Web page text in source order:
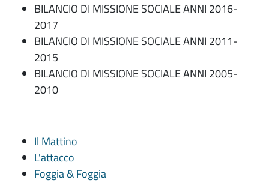
BILANCIO DI MISSIONE SOCIALE ANNI 2016-
2017
BILANCIO DI MISSIONE SOCIALE ANNI 2011-
2015
BILANCIO DI MISSIONE SOCIALE ANNI 2005-
2010
Il Mattino
L'attacco
Foggia & Foggia